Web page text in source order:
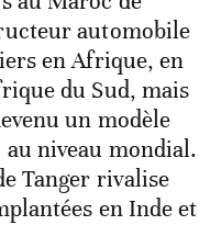
automobile
en Afrique, en
du Sud, mais
un modèle
niveau mondial.
Tanger rivalise
en Inde et